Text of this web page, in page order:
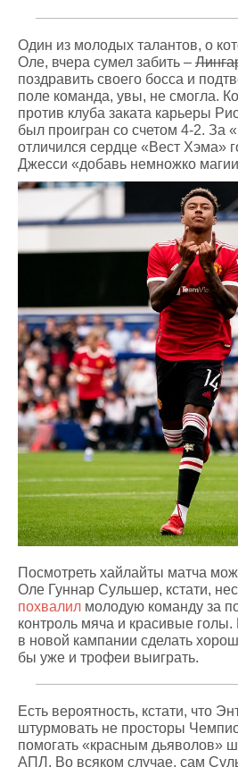
Один из молодых талантов, о
Оле, вчера сумел забить –
поздравить своего босса и
поле команда, увы, не смогла.
против клуба заката карьеры
был проигран со счетом 4-2. За
отличился сердце «Вест Хэма»
Джесси «добавь немножко
Посмотреть хайлайты матча
Оле Гуннар Сульшер, кстати,
похвалил молодую команду за
контроль мяча и красивые
в новой кампании сделать
бы уже и трофеи выиграть.
Есть вероятность, кстати, что
штурмовать не просторы
помогать «красным дьяволов»
АПЛ. Во всяком случае, сам